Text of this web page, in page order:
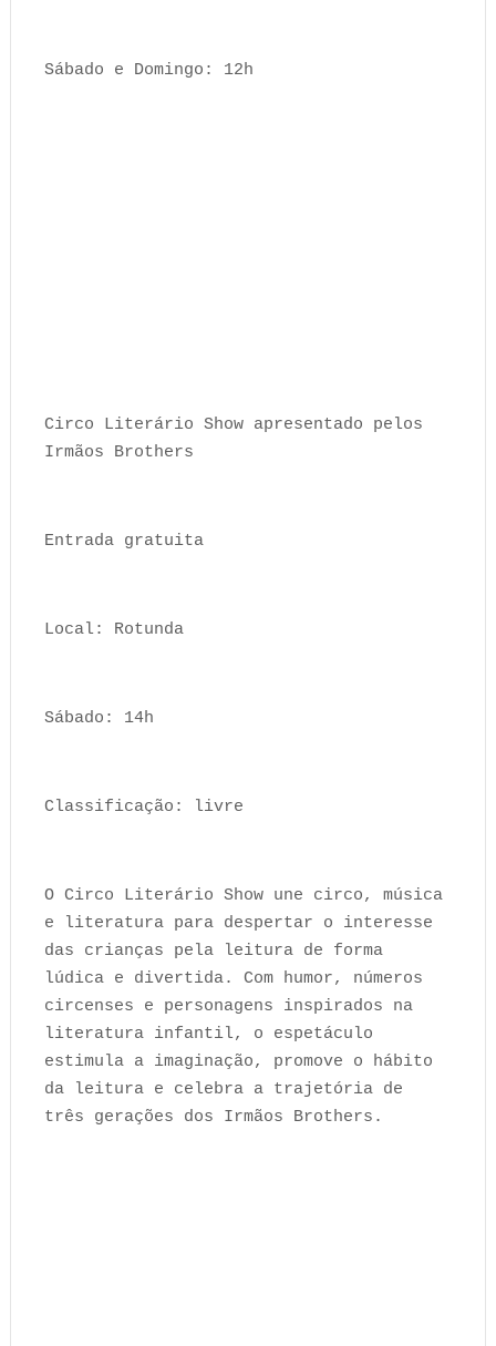
Sábado e Domingo: 12h
Circo Literário Show apresentado pelos
Irmãos Brothers
Entrada gratuita
Local: Rotunda
Sábado: 14h
Classificação: livre
O Circo Literário Show une circo, música
e literatura para despertar o interesse
das crianças pela leitura de forma
lúdica e divertida. Com humor, números
circenses e personagens inspirados na
literatura infantil, o espetáculo
estimula a imaginação, promove o hábito
da leitura e celebra a trajetória de
três gerações dos Irmãos Brothers.